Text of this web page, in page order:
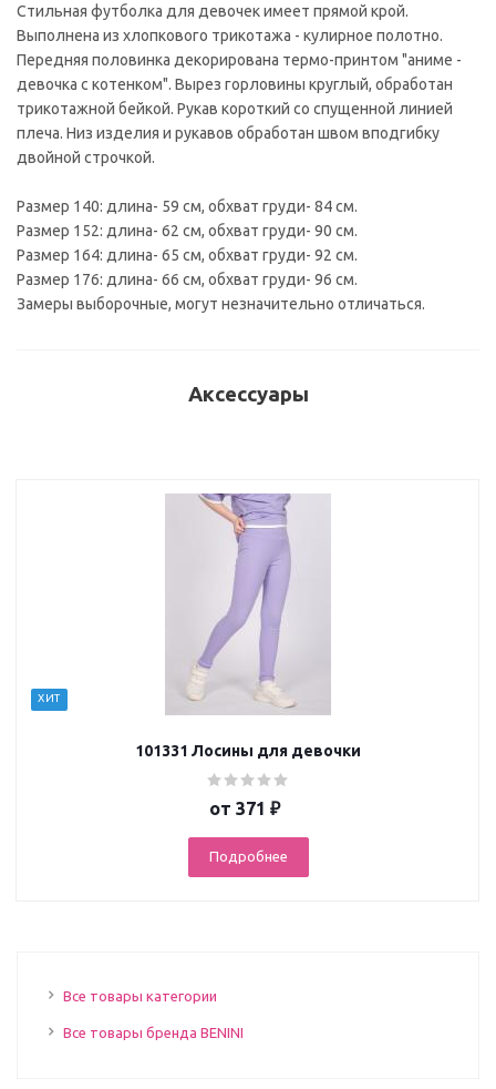
Стильная футболка для девочек имеет прямой крой.
Выполнена из хлопкового трикотажа - кулирное полотно.
Передняя половинка декорирована термо-принтом "аниме -
девочка с котенком". Вырез горловины круглый, обработан
трикотажной бейкой. Рукав короткий со спущенной линией
плеча. Низ изделия и рукавов обработан швом вподгибку
двойной строчкой.
Размер 140: длина- 59 см, обхват груди- 84 см.
Размер 152: длина- 62 см, обхват груди- 90 см.
Размер 164: длина- 65 см, обхват груди- 92 см.
Размер 176: длина- 66 см, обхват груди- 96 см.
Замеры выборочные, могут незначительно отличаться.
Аксессуары
ХИТ
101331 Лосины для девочки
от 371 ₽
Подробнее
Все товары категории
Все товары бренда BENINI